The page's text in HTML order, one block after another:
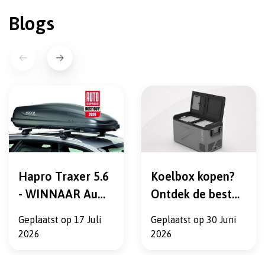
Blogs
Hapro Traxer 5.6
- WINNAAR Auto
2026
Geplaatst op 17 Juli
2026
Koelbox kopen?
Ontdek de beste
vakantie,
camping en
Geplaatst op 30 Juni
2026